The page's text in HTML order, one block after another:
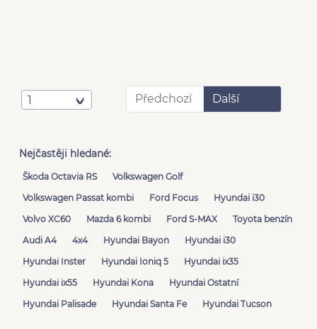
1 Předchozí Další
Nejčastěji hledané:
Škoda Octavia RS
Volkswagen Golf
Volkswagen Passat kombi
Ford Focus
Hyundai i30
Volvo XC60
Mazda 6 kombi Ford S-MAX
Toyota benzín
Audi A4
4x4 Hyundai Bayon
Hyundai i30
Hyundai Inster
Hyundai Ioniq 5
Hyundai ix35
Hyundai ix55
Hyundai Kona
Hyundai Ostatní
Hyundai Palisade
Hyundai Santa Fe Hyundai Tucson